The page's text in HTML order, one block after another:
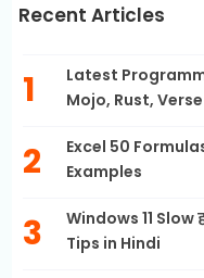
Recent Articles
Latest
Mojo, Rust, Verse
Excel 50
Examples
Windows 11 Slow
Tips in Hindi